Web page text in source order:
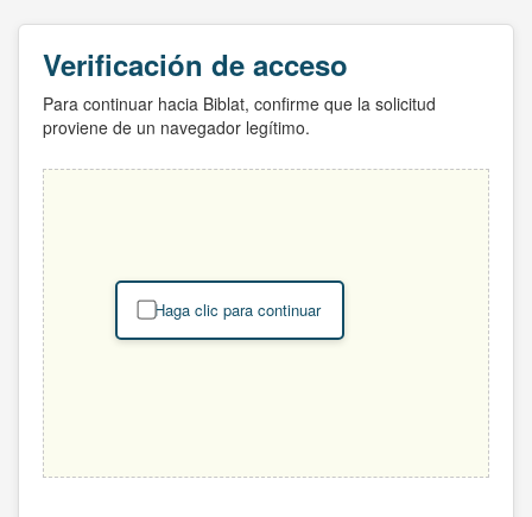
Verificación de acceso
Para continuar hacia Biblat, confirme que la solicitud
proviene de un navegador legítimo.
Haga clic para continuar